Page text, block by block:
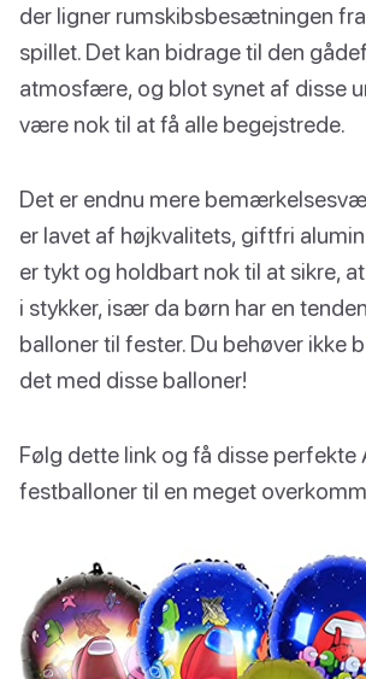
der ligner rumskibsbesætningen
spillet. Det kan bidrage til den
atmosfære, og blot synet af disse
være nok til at få alle begejstrede.
Det er endnu mere
er lavet af højkvalitets, giftfri
er tykt og holdbart nok til at sikre,
i stykker, især da børn har en
balloner til fester. Du behøver ikke
det med disse balloner!
Følg dette link og få disse perfekte
festballoner til en meget